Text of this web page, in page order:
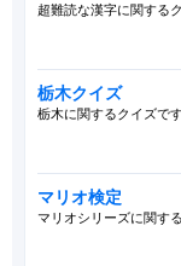
超難読な漢字に関する
栃木クイズ
栃木に関するクイズで
マリオ検定
マリオシリーズに関す